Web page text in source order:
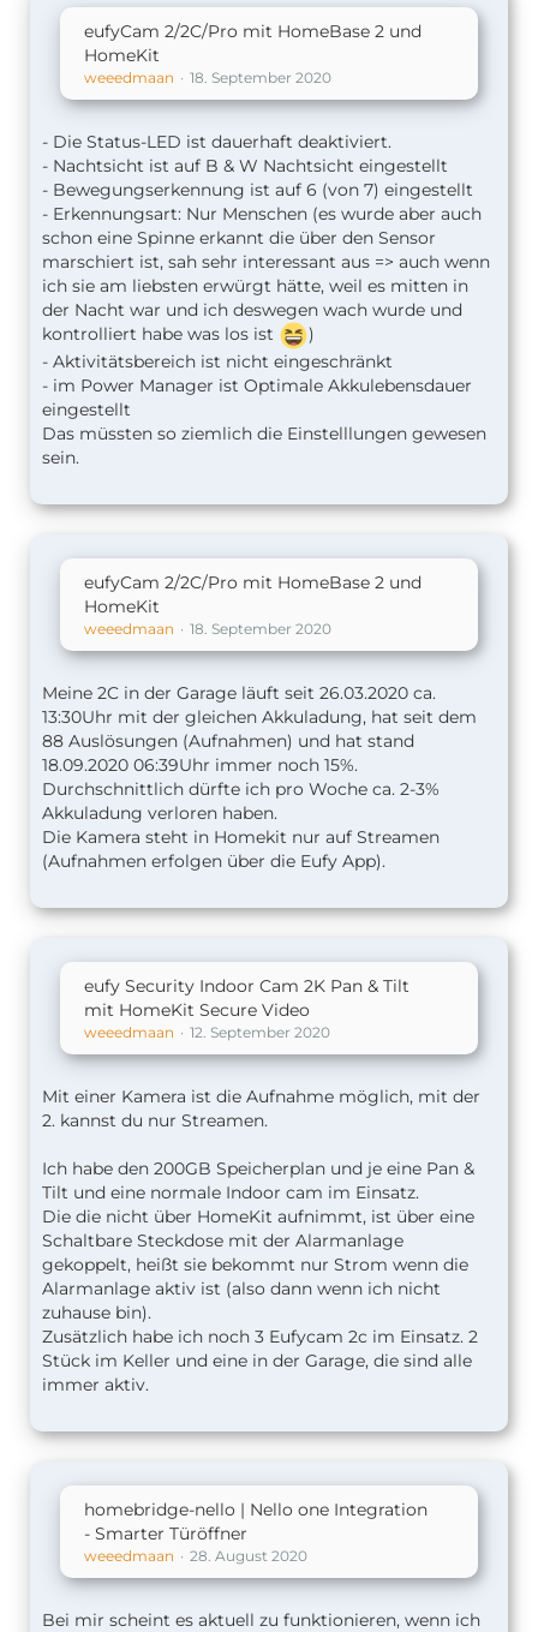
eufyCam 2/2C/Pro mit HomeBase 2 und
HomeKit
weeedmaan 18. September 2020
- Die Status-LED ist dauerhaft deaktiviert.
- Nachtsicht ist auf B & W Nachtsicht eingestellt
- Bewegungserkennung ist auf 6 (von 7) eingestellt
- Erkennungsart: Nur Menschen (es wurde aber auch
schon eine Spinne erkannt die über den Sensor
marschiert ist, sah sehr interessant aus => auch wenn
ich sie am liebsten erwürgt hätte, weil es mitten in
der Nacht war und ich deswegen wach wurde und
kontrolliert habe was los ist
)
- Aktivitätsbereich ist nicht eingeschränkt
- im Power Manager ist Optimale Akkulebensdauer
eingestellt
Das müssten so ziemlich die Einstelllungen gewesen
sein.
eufyCam 2/2C/Pro mit HomeBase 2 und
HomeKit
weeedmaan 18. September 2020
Meine 2C in der Garage läuft seit 26.03.2020 ca.
13:30Uhr mit der gleichen Akkuladung, hat seit dem
88 Auslösungen (Aufnahmen) und hat stand
18.09.2020 06:39Uhr immer noch 15%.
Durchschnittlich dürfte ich pro Woche ca. 2-3%
Akkuladung verloren haben.
Die Kamera steht in Homekit nur auf Streamen
(Aufnahmen erfolgen über die Eufy App).
eufy Security Indoor Cam 2K Pan & Tilt
mit HomeKit Secure Video
weeedmaan 12. September 2020
Mit einer Kamera ist die Aufnahme möglich, mit der
2. kannst du nur Streamen.
Ich habe den 200GB Speicherplan und je eine Pan &
Tilt und eine normale Indoor cam im Einsatz.
Die die nicht über HomeKit aufnimmt, ist über eine
Schaltbare Steckdose mit der Alarmanlage
gekoppelt, heißt sie bekommt nur Strom wenn die
Alarmanlage aktiv ist (also dann wenn ich nicht
zuhause bin).
Zusätzlich habe ich noch 3 Eufycam 2c im Einsatz. 2
Stück im Keller und eine in der Garage, die sind alle
immer aktiv.
homebridge-nello | Nello one Integration
- Smarter Türöffner
weeedmaan 28. August 2020
Bei mir scheint es aktuell zu funktionieren, wenn ich